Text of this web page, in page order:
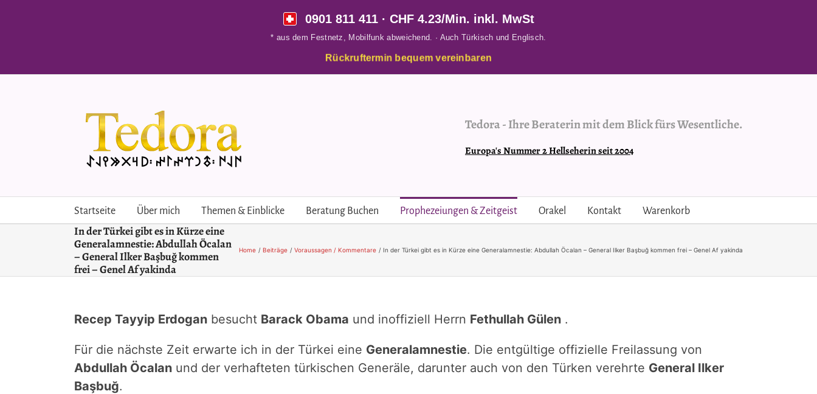
0901 811 411· CHF 4.23/Min. inkl. MwSt
* aus dem Festnetz, Mobilfunk abweichend. · Auch Türkisch und Englisch.
Rückruftermin bequem vereinbaren
Tedora-Ihre Beraterin mit dem Blick fürs Wesentliche.
Europa's Nummer 2 Hellseherin seit 2004
Startseite Über mich Themen & Einblicke Beratung Buchen Prophezeiungen & Zeitgeist Orakel Kontakt Warenkorb
In der Türkei gibt es in Kürze eine
Generalamnestie: Abdullah Öcalan
– General Ilker Başbuğ kommen
frei – Genel Af yakinda
Home Beiträge Voraussagen / Kommentare In der Türkei gibt es in Kürze eine Generalamnestie: Abdullah Öcalan – General Ilker Başbuğ kommen frei – Genel Af yakinda
Recep Tayyip Erdogan besucht Barack Obama und inoffiziell Herrn Fethullah Gülen .
Für die nächste Zeit erwarte ich in der Türkei eine Generalamnestie. Die entgültige offizielle Freilassung von
Abdullah Öcalan und der verhafteten türkischen Generäle, darunter auch von den Türken verehrte General Ilker
Başbuğ.